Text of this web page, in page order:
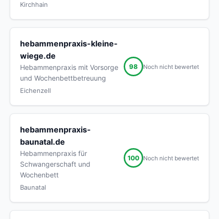
Kirchhain
hebammenpraxis-kleine-
wiege.de
Hebammenpraxis mit Vorsorge
und Wochenbettbetreuung
Eichenzell
98 Noch nicht bewertet
hebammenpraxis-
baunatal.de
Hebammenpraxis für
Schwangerschaft und
Wochenbett
Baunatal
100 Noch nicht bewertet